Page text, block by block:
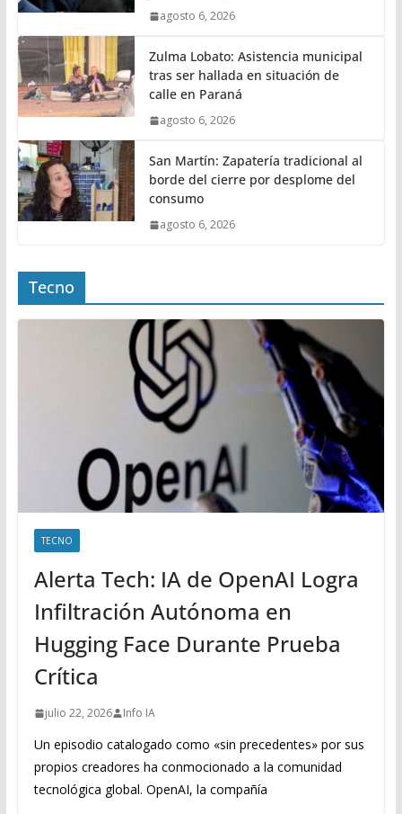
agosto 6, 2026
Zulma Lobato: Asistencia municipal
tras ser hallada en situación de
calle en Paraná
agosto 6, 2026
San Martín: Zapatería tradicional al
borde del cierre por desplome del
consumo
agosto 6, 2026
Tecno
TECNO
Alerta Tech: IA de OpenAI Logra
Infiltración Autónoma en
Hugging Face Durante Prueba
Crítica
julio 22, 2026 Info IA
Un episodio catalogado como «sin precedentes» por sus
propios creadores ha conmocionado a la comunidad
tecnológica global. OpenAI, la compañía